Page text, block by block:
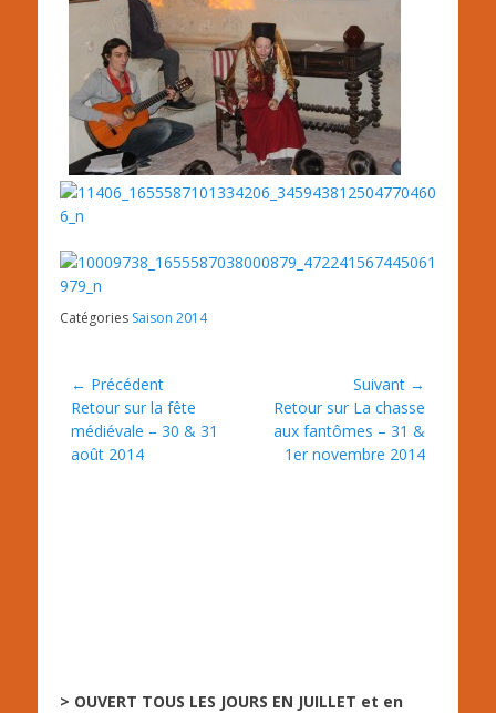
Catégories Saison 2014
Navigation
de
l’article
← Précédent
Article
précédent :
Retour sur la fête
médiévale – 30 & 31
août 2014
Suivant →
Article
suivant :
Retour sur La chasse
aux fantômes – 31 &
1er novembre 2014
> OUVERT TOUS LES JOURS EN JUILLET et en